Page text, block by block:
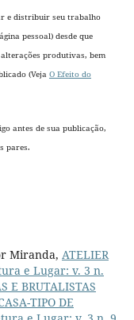
e distribuir seu trabalho
pessoal) desde que
produtivas, bem
(Veja O Efeito do
antes de sua publicação,
pares.
Miranda, ATELIER
e Lugar: v. 3 n.
E BRUTALISTAS
TIPO DE